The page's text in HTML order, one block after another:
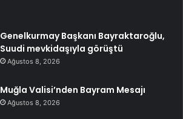
Genelkurmay Başkanı Bayraktaroğlu,
Suudi mevkidaşıyla görüştü
Ağustos 8, 2026
Muğla Valisi’nden Bayram Mesajı
Ağustos 8, 2026